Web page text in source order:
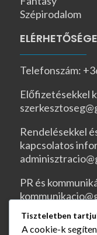
Szépirodalom
Telefonszám:
Előfizetésekkel
Rendelésekkel
kapcsolatos
PR és
JOGI OLDALAK
Tiszteletben
A cookie-k